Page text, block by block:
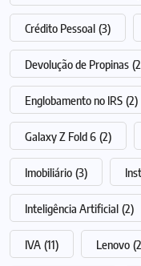
Crédito Pessoal (3)
Devolução de Propinas
Englobamento no IRS (2)
Galaxy Z Fold 6 (2)
Imobiliário (3)
Inteligência Artificial (2)
IVA (11) Lenovo